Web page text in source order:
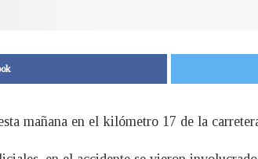
mañana en el kilómetro 17 de la